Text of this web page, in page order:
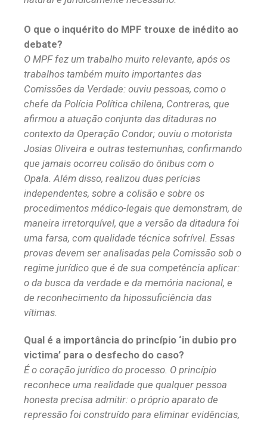
O que o inquérito do MPF trouxe de inédito ao
debate?
O MPF fez um trabalho muito relevante, após os
trabalhos também muito importantes das
Comissões da Verdade: ouviu pessoas, como o
chefe da Polícia Política chilena, Contreras, que
afirmou a atuação conjunta das ditaduras no
contexto da Operação Condor; ouviu o motorista
Josias Oliveira e outras testemunhas, confirmando
que jamais ocorreu colisão do ônibus com o
Opala. Além disso, realizou duas perícias
independentes, sobre a colisão e sobre os
procedimentos médico-legais que demonstram, de
maneira irretorquível, que a versão da ditadura foi
uma farsa, com qualidade técnica sofrível. Essas
provas devem ser analisadas pela Comissão sob o
regime jurídico que é de sua competência aplicar:
o da busca da verdade e da memória nacional, e
de reconhecimento da hipossuficiência das
vítimas.
Qual é a importância do princípio ‘in dubio pro
victima’ para o desfecho do caso?
É o coração jurídico do processo. O princípio
reconhece uma realidade que qualquer pessoa
honesta precisa admitir: o próprio aparato de
repressão foi construído para eliminar evidências,